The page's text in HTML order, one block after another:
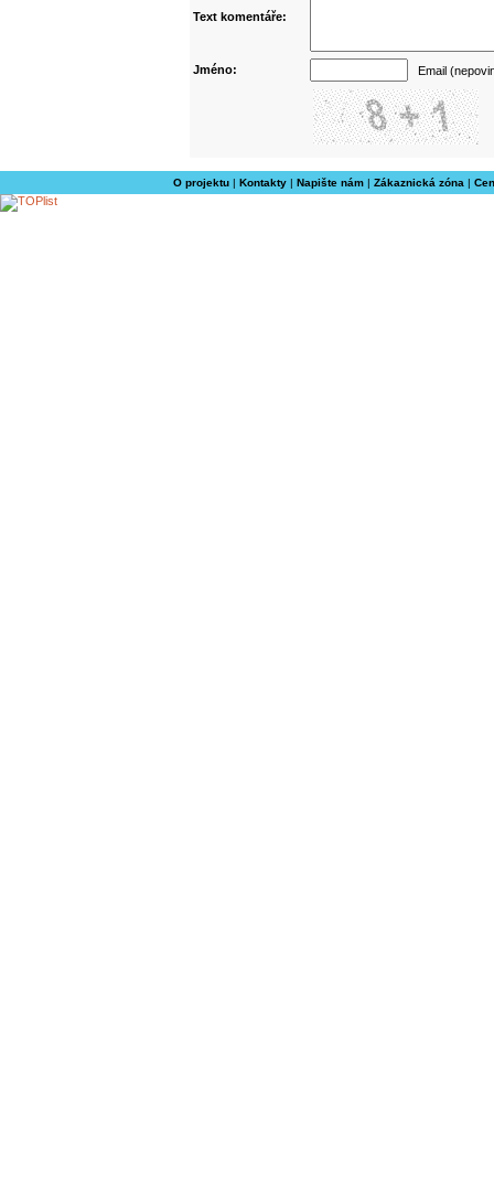
Text komentáře:
Jméno: Email
O projektu| Kontakty| Napište nám| Zákaznická zóna |